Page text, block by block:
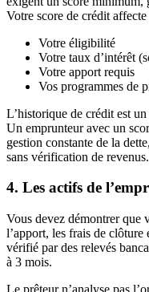
Votre score de crédit affecte
Votre éligibilité
Votre taux d’intérêt
Votre apport requis
Vos programmes de
L’historique de crédit est
Un emprunteur avec un
gestion constante de la
sans vérification de revenus.
4. Les actifs de
Vous devez démontrer que
l’apport, les frais de clôture
vérifié par des relevés
à 3 mois.